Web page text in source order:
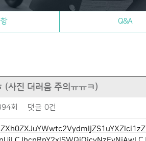
Q&A
(사진 더러움 주의ㅠㅠㅋ)
회 댓글 0건